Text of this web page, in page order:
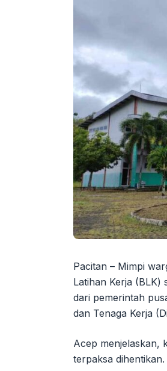
Pacitan – Mimpi
Latihan Kerja
dari pemerintah
dan Tenaga Kerja
Acep menjelaskan,
terpaksa